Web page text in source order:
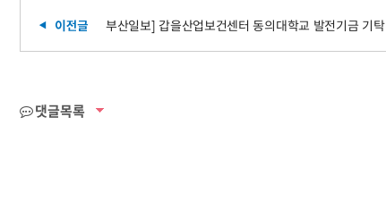
부산일보] 갑을산업보건센터 동의대학교 발전기금 기탁
댓글목록